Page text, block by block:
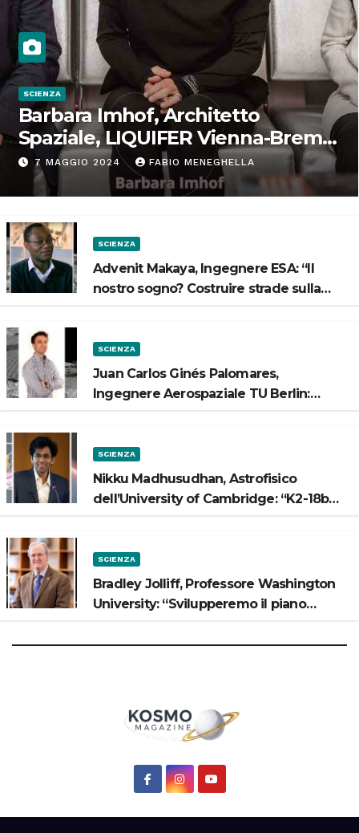
SCIENZA
Barbara Imhof, Architetto
Spaziale, LIQUIFER Vienna-Brema:
“Progettiamo habitat per lo
Spazio”
7 MAGGIO 2024 FABIO MENEGHELLA
SCIENZA
Advenit Makaya, Ingegnere ESA: “Il
nostro sogno? Costruire strade sulla
SCIENZA
Juan Carlos Ginés Palomares,
Ingegnere Aerospaziale TU Berlin:
SCIENZA
Nikku Madhusudhan, Astrofisico
dell’University of Cambridge: “K2-18b
SCIENZA
Bradley Jolliff, Professore Washington
University: “Svilupperemo il piano